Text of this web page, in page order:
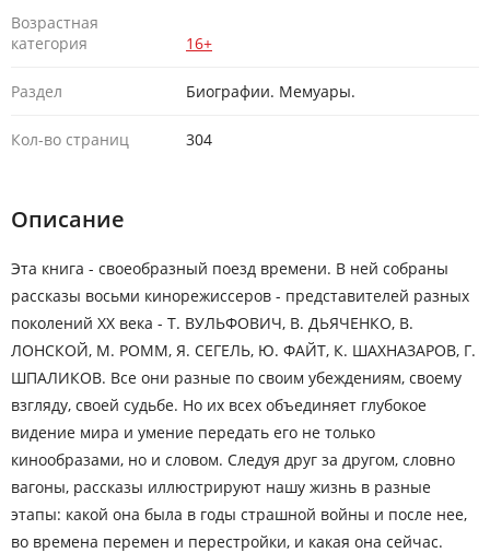
Возрастная
категория
16+
Раздел Биографии. Мемуары.
Кол-во страниц 304
Описание
Эта книга - своеобразный поезд времени. В ней собраны
рассказы восьми кинорежиссеров - представителей разных
поколений ХХ века - Т. ВУЛЬФОВИЧ, В. ДЬЯЧЕНКО, В.
ЛОНСКОЙ, М. РОММ, Я. СЕГЕЛЬ, Ю. ФАЙТ, К. ШАХНАЗАРОВ, Г.
ШПАЛИКОВ. Все они разные по своим убеждениям, своему
взгляду, своей судьбе. Но их всех объединяет глубокое
видение мира и умение передать его не только
кинообразами, но и словом. Следуя друг за другом, словно
вагоны, рассказы иллюстрируют нашу жизнь в разные
этапы: какой она была в годы страшной войны и после нее,
во времена перемен и перестройки, и какая она сейчас.